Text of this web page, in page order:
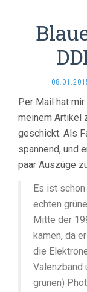
Per Mail hat mir
meinem Artikel
geschickt. Als
spannend, und
paar Auszüge
Es ist
echten
Mitte der
kamen, da
die
Valenzband
grünen)